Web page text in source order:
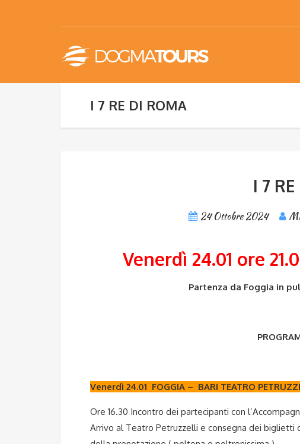
I 7 RE DI ROMA
I 7
24 Ottobre 2024
Venerdì 24.01 ore
Partenza da Foggia in
Venerdì 24.01 FOGGIA – BARI TEATRO
Ore 16.30 Incontro dei partecipanti con
Arrivo al Teatro Petruzzelli e consegna dei biglietti